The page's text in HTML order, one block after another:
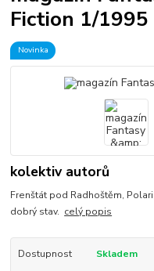
Fiction 1/1995
Novinka
kolektiv autorů
Frenštát pod Radhoštěm,
dobrý stav. celý popis
Dostupnost Skladem